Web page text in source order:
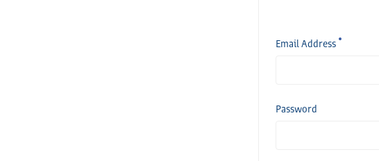
Email Address
Password